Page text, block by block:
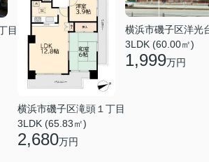
目
横浜市磯子区滝頭１丁目
3LDK (65.83㎡)
2,680万円
横浜市磯子区洋光
3LDK (60.00㎡)
1,999万円